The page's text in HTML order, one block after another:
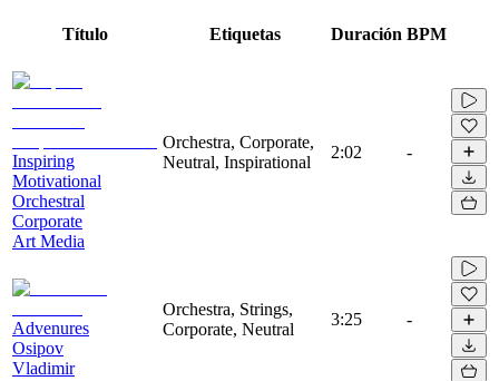
Título Etiquetas Duración BPM
Inspiring
Motivational
Orchestral
Corporate
Art Media
Orchestra, Corporate,
Neutral, Inspirational
2:02 -
Advenures
Osipov
Vladimir
Orchestra, Strings,
Corporate, Neutral
3:25 -